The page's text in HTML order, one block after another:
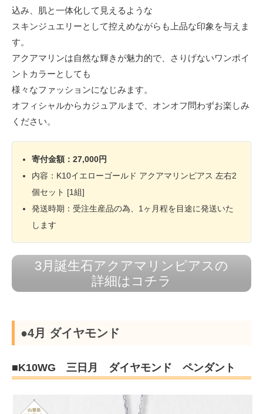
込み、肌と一体化して見えるような
スキンジュエリーとして控えめながらも上品な印象を与えま
す。
アクアマリンは自然な輝きが魅力的で、さりげないワンポイ
ントカラーとしても
様々なファッションになじみます。
オフィシャルからカジュアルまで、オンオフ問わずお楽しみ
ください。
寄付金額：27,000円
内容：K10イエローゴールド アクアマリンピアス 左右2
個セット [1組]
発送時期：受注生産品の為、1ヶ月程を目途に発送いた
します
3月誕生石アクアマリンピアスの
詳細はコチラ
●4月 ダイヤモンド
■K10WG 三日月 ダイヤモンド ペンダント